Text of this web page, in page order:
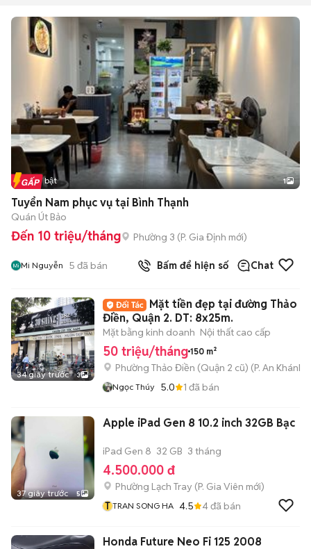
Tin nổi bật 1
Tuyển Nam phục vụ tại Bình Thạnh
Quán Út Bảo
Đến 10 triệu/tháng Phường 3 (P. Gia Định mới)
Mi Nguyễn 5 đã bán Bấm để hiện số Chat
34 giây trước 3
Mặt tiền đẹp tại đường Thảo
Điền, Quận 2. DT: 8x25m.
Mặt bằng kinh doanh Nội thất cao cấp
50 triệu/tháng 150 m²
Phường Thảo Điền (Quận 2 cũ) (P. An Khánh
Ngọc Thúy 5.0 1 đã bán
37 giây trước 5
Apple iPad Gen 8 10.2 inch 32GB Bạc
iPad Gen 8 32 GB 3 tháng
4.500.000 đ
Phường Lạch Tray (P. Gia Viên mới)
T TRAN SONG HA 4.5 4đã bán
Honda Future Neo Fi 125 2008